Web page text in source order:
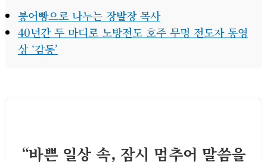
붕어빵으로 나누는 장발장 목사
40년간 두 마디로 노방전도 호주 무명 전도자 동영
상 ‘감동’
“바쁜 일상 속, 잠시 멈추어 말씀을